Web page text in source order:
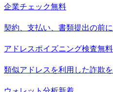
企業チェック無料
契約、支払い、書類提出の前
アドレスポイズニング検査無料
類似アドレスを利用した詐欺